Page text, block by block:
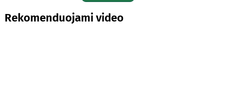
Rekomenduojami video